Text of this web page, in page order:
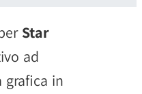
Star
ad
grafica in